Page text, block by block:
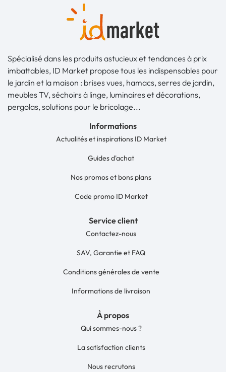
Spécialisé dans les produits astucieux et tendances à prix
imbattables, ID Market propose tous les indispensables pour
le jardin et la maison : brises vues, hamacs, serres de jardin,
meubles TV, séchoirs à linge, luminaires et décorations,
pergolas, solutions pour le bricolage...
Informations
Actualités et inspirations ID Market
Guides d'achat
Nos promos et bons plans
Code promo ID Market
Service client
Contactez-nous
SAV, Garantie et FAQ
Conditions générales de vente
Informations de livraison
À propos
Qui sommes-nous ?
La satisfaction clients
Nous recrutons